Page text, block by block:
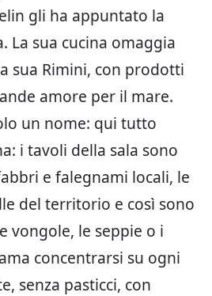
gli ha appuntato la
La sua cucina omaggia
sua Rimini, con prodotti
amore per il mare.
un nome: qui tutto
i tavoli della sala sono
e falegnami locali, le
del territorio e così sono
vongole, le seppie o i
concentrarsi su ogni
senza pasticci, con